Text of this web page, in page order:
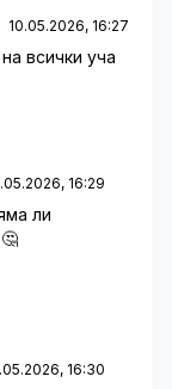
10.05.2026, 16:27
всички уча
16:29
ли
16:30